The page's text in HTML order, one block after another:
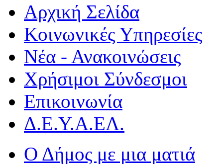
Αρχική Σελίδα
Κοινωνικές Υπηρεσίες
Νέα - Ανακοινώσεις
Χρήσιμοι Σύνδεσμοι
Επικοινωνία
Δ.Ε.Υ.Α.ΕΛ.
Ο Δήμος με μια ματιά